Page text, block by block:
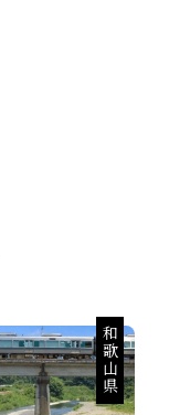
和歌山県